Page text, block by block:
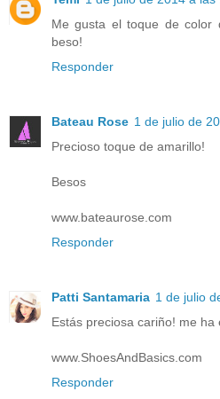
Me gusta el toque de color
beso!
Responder
Bateau Rose 1 de julio de
Precioso toque de amarillo!
Besos
www.bateaurose.com
Responder
Patti Santamaria 1 de julio
Estás preciosa cariño! me
www.ShoesAndBasics.com
Responder